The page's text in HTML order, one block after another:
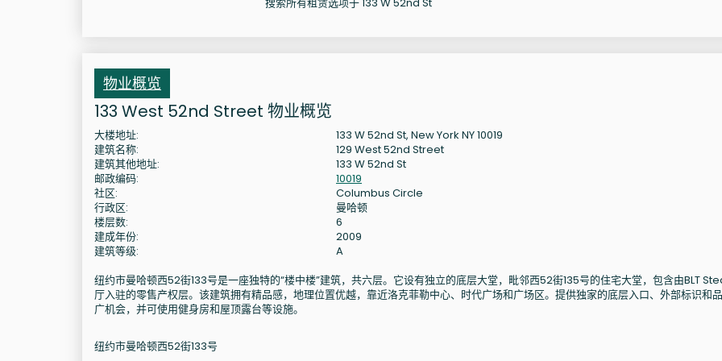
搜索所有租赁选项于 133 W 52nd St
物业概览
133 West 52nd Street 物业概览
大楼地址:
133 W 52nd St, New York NY 10019
建筑名称:
129 West 52nd Street
建筑其他地址:
133 W 52nd St
邮政编码:
10019
社区:
Columbus Circle
行政区:
曼哈顿
楼层数:
6
建成年份:
2009
建筑等级:
A
纽约市曼哈顿西52街133号是一座独特的“楼中楼”建筑，共六层。它设有独立的底层大堂，毗邻西52街135号的住宅大堂，包含由BLT
厅入驻的零售产权层。该建筑拥有精品感，地理位置优越，靠近洛克菲勒中心、时代广场和广场区。提供独家的底层入口、外部标识和
广机会，并可使用健身房和屋顶露台等设施。
纽约市曼哈顿西52街133号